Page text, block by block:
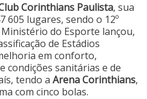
Corinthians Paulista, sua
605 lugares, sendo o 12º
do Esporte lançou,
de Estádios
em conforto,
condições sanitárias e de
tendo aArena Corinthians,
com cinco bolas.